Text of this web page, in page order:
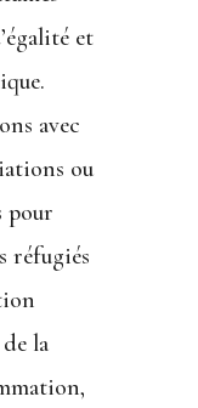
et
avec
ou
pour
réfugiés
la